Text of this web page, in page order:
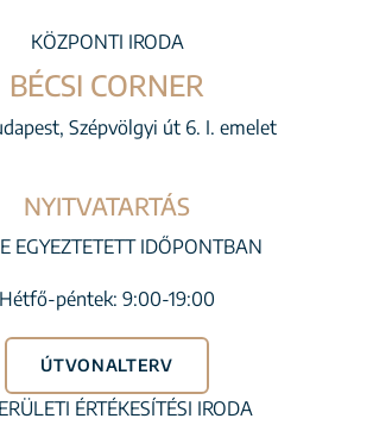
KÖZPONTI IRODA
BÉCSI CORNER
Szépvölgyi út 6. I. emelet
NYITVATARTÁS
EGYEZTETETT IDŐPONTBAN
Hétfő-péntek: 9:00-19:00
ÚTVONALTERV
ÉRTÉKESÍTÉSI IRODA